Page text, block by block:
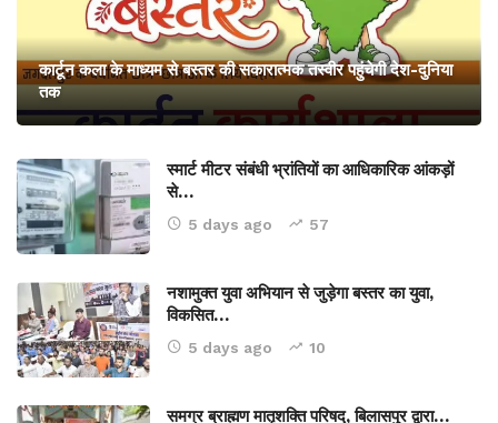
कार्टून कला के माध्यम से बस्तर की सकारात्मक तस्वीर पहुंचेगी देश-दुनिया
तक
स्मार्ट मीटर संबंधी भ्रांतियों का आधिकारिक आंकड़ों
से…
5 days ago 57
नशामुक्त युवा अभियान से जुड़ेगा बस्तर का युवा,
विकसित…
5 days ago 10
समग्र ब्राह्मण मातृशक्ति परिषद्, बिलासपुर द्वारा…